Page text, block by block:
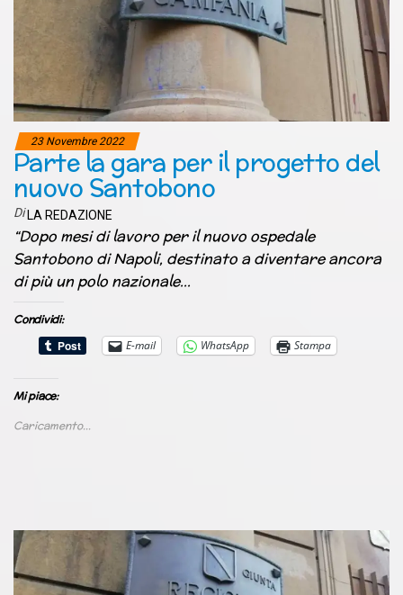
23 Novembre 2022
Parte la gara per il progetto del
nuovo Santobono
DiLA REDAZIONE
“Dopo mesi di lavoro per il nuovo ospedale
Santobono di Napoli, destinato a diventare ancora
di più un polo nazionale…
Condividi:
E-mail
WhatsApp Stampa
Mi piace:
Caricamento...